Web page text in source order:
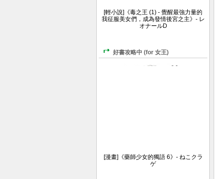
[輕小說]《毒之王 (1) - 覺醒最強力量的
我征服美女們，成為發情後宮之主》- レ
オナールD
好書攻略中 (for 女王)
[漫畫]《藥師少女的獨語 6》- ねこクラ
ゲ